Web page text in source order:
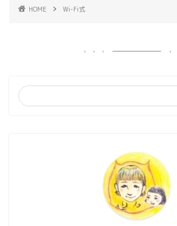
HOME Wi-Fi式